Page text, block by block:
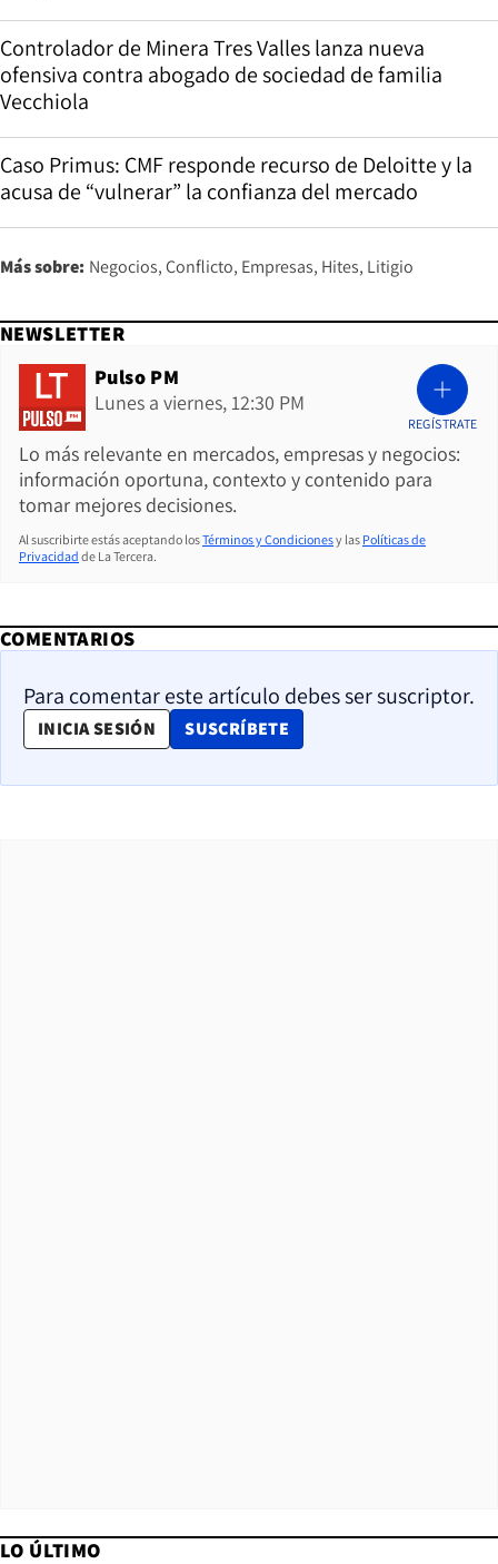
Controlador de Minera Tres Valles lanza nueva
ofensiva contra abogado de sociedad de familia
Vecchiola
Caso Primus: CMF responde recurso de Deloitte y la
acusa de “vulnerar” la confianza del mercado
Más sobre: Negocios Conflicto Empresas Hites Litigio
NEWSLETTER
Pulso PM
Lunes a viernes, 12:30 PM
Lo más relevante en mercados, empresas y negocios:
información oportuna, contexto y contenido para
tomar mejores decisiones.
REGÍSTRATE
Al suscribirte estás aceptando losTérminos y Condicionesy las Políticas de
Privacidad de La Tercera.
COMENTARIOS
Para comentar este artículo debes ser suscriptor.
INICIA SESIÓN SUSCRÍBETE
OPENS IN NEW WINDOW
LO ÚLTIMO